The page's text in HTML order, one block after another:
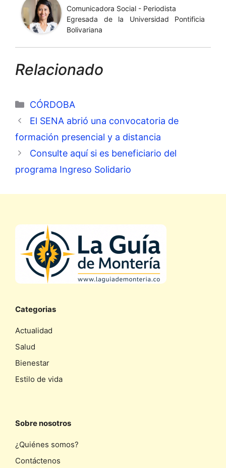
Comunicadora Social - Periodista
Egresada de la Universidad Pontificia
Bolivariana
Relacionado
Categorías
CÓRDOBA
El SENA abrió una convocatoria de
formación presencial y a distancia
Consulte aquí si es beneficiario del
programa Ingreso Solidario
Categorias
Actualidad
Salud
Bienestar
Estilo de vida
Sobre nosotros
¿Quiénes somos?
Contáctenos